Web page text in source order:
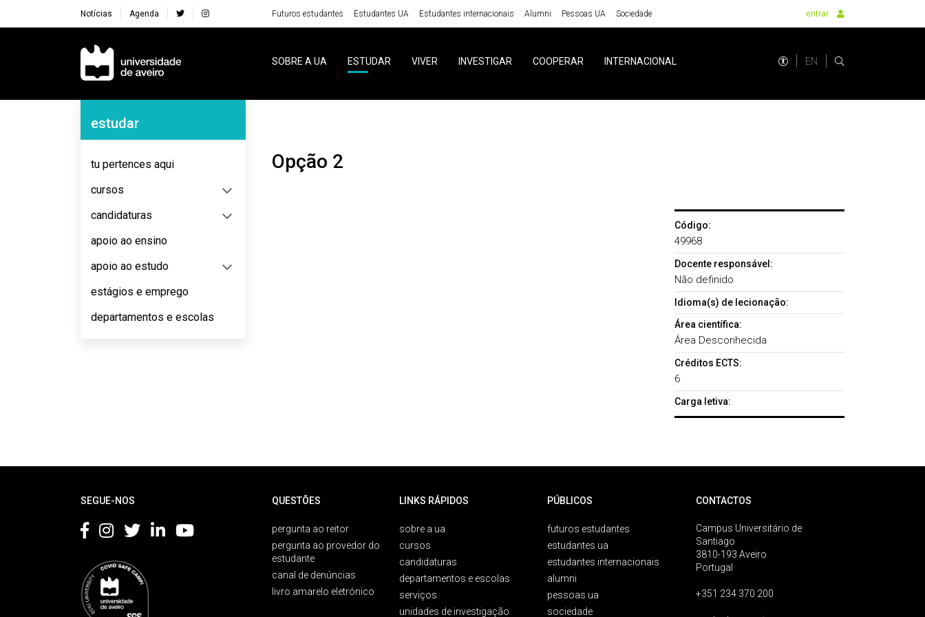
Notícias Agenda Futuros estudantes Estudantes UA Estudantes internacionais Alumni Pessoas UA Sociedade entrar
Navegação Principal
SOBRE A UA ESTUDAR VIVER INVESTIGAR COOPERAR INTERNACIONAL EN
Navegação Lateral
estudar
tu pertences aqui
cursos
candidaturas
apoio ao ensino
apoio ao estudo
estágios e emprego
departamentos e escolas
Opção 2
Código:
49968
Docente responsável:
Não definido
Idioma(s) de lecionação:
Área científica:
Área Desconhecida
Créditos ECTS:
6
Carga letiva:
SEGUE-NOS QUESTÕES
pergunta ao reitor
pergunta ao provedor do
estudante
canal de denúncias
livro amarelo eletrónico
LINKS RÁPIDOS
sobre a ua
cursos
candidaturas
departamentos e escolas
serviços
unidades de investigação
PÚBLICOS
futuros estudantes
estudantes ua
estudantes internacionais
alumni
pessoas ua
sociedade
CONTACTOS
Campus Universitário de
Santiago
3810-193 Aveiro
Portugal
+351 234 370 200